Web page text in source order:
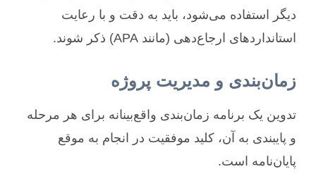
دیگر استفاده می‌شود، باید به دقت و با رعایت
استانداردهای ارجاع‌دهی (مانند APA) ذکر شوند.
زمان‌بندی و مدیریت پروژه
تدوین یک برنامه زمان‌بندی واقع‌بینانه برای هر مرحله
و پایبندی به آن، کلید موفقیت در انجام به موقع
پایان‌نامه است.